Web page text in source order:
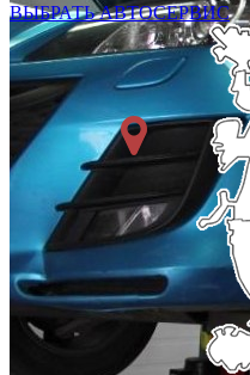
ВЫБРАТЬ АВТОСЕРВИС